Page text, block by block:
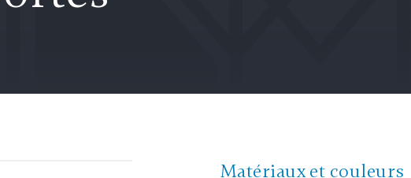
Matériaux et couleurs